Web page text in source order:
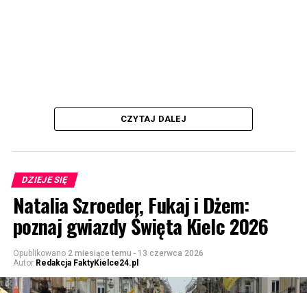
CZYTAJ DALEJ
DZIEJE SIĘ
Natalia Szroeder, Fukaj i Dżem:
poznaj gwiazdy Święta Kielc 2026
Opublikowano 2 miesiące temu - 13 czerwca 2026
Autor Redakcja FaktyKielce24.pl